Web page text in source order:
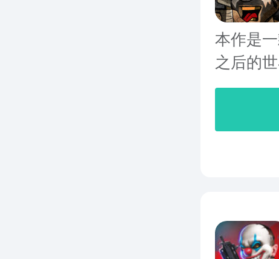
本作是
之后的